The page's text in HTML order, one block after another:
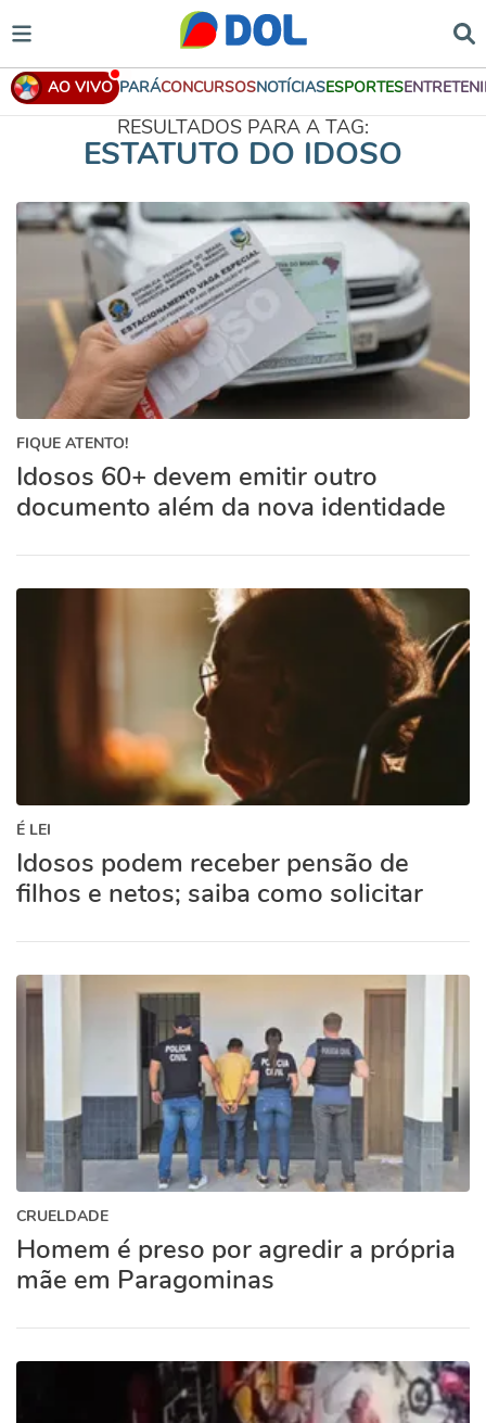
AO VIVO PARÁCONCURSOSNOTÍCIASESPORTES
RESULTADOS PARA A TAG:
ESTATUTO DO IDOSO
FIQUE ATENTO!
Idosos 60+ devem emitir outro
documento além da nova identidade
É LEI
Idosos podem receber pensão de
filhos e netos; saiba como solicitar
CRUELDADE
Homem é preso por agredir a própria
mãe em Paragominas